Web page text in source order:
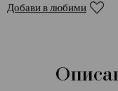
Добави в любими